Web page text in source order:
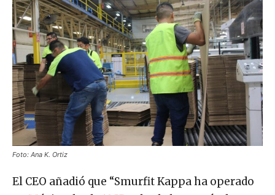
El CEO añadió que “Smurfit Kappa ha operado